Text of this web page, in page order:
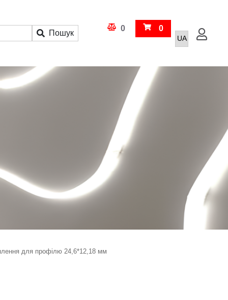
Пошук
Порівняння
0 Кошик
0
Увійти
для профілю 24,6*12,18 мм